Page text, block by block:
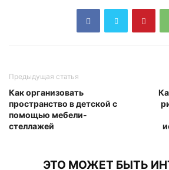
Предыдущая статья
Как организовать
пространство в детской с
помощью мебели-
стеллажей
ЭТО МОЖЕТ БЫТЬ